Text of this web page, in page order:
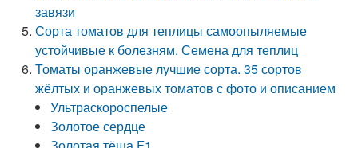
завязи
Сорта томатов для теплицы самоопыляемые
устойчивые к болезням. Семена для теплиц
Томаты оранжевые лучшие сорта. 35 сортов
жёлтых и оранжевых томатов с фото и описанием
Ультраскороспелые
Золотое сердце